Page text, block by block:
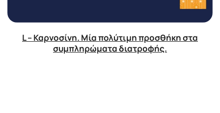
L – Καρνοσίνη. Μία πολύτιμη προσθήκη στα
συμπληρώματα διατροφής.